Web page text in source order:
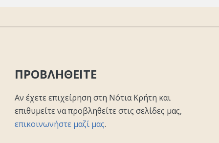
ΠΡΟΒΛΗΘΕΙΤΕ
Αν έχετε επιχείρηση στη Νότια Κρήτη και
επιθυμείτε να προβληθείτε στις σελίδες μας,
επικοινωνήστε μαζί μας.